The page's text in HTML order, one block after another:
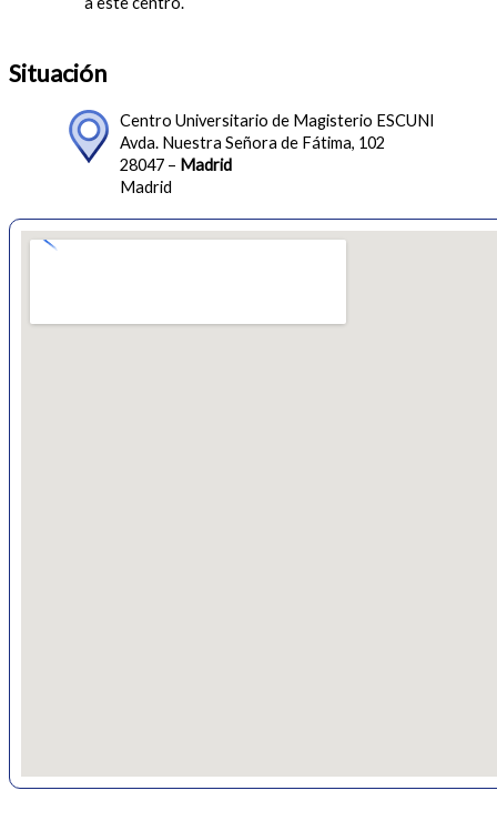
Situación
Centro Universitario de Magisterio ESCUNI
Avda. Nuestra Señora de Fátima, 102
28047 – Madrid
Madrid